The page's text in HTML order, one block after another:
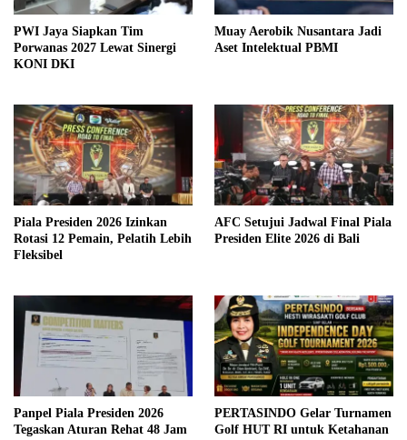
PWI Jaya Siapkan Tim
Porwanas 2027 Lewat Sinergi
KONI DKI
Muay Aerobik Nusantara Jadi
Aset Intelektual PBMI
Piala Presiden 2026 Izinkan
Rotasi 12 Pemain, Pelatih Lebih
Fleksibel
AFC Setujui Jadwal Final Piala
Presiden Elite 2026 di Bali
Panpel Piala Presiden 2026
Tegaskan Aturan Rehat 48 Jam
PERTASINDO Gelar Turnamen
Golf HUT RI untuk Ketahanan